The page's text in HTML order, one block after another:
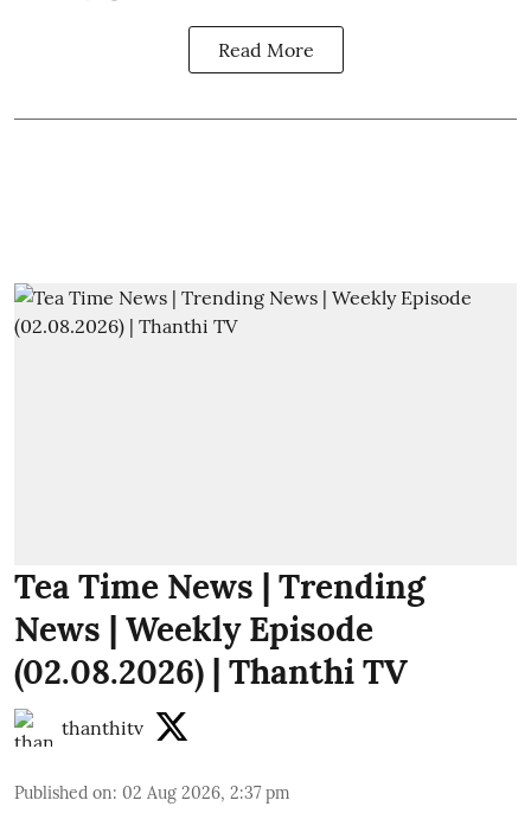
Read More
Tea Time News | Trending
News | Weekly Episode
(02.08.2026) | Thanthi TV
thanthitv
Published on: 02 Aug 2026, 2:37 pm